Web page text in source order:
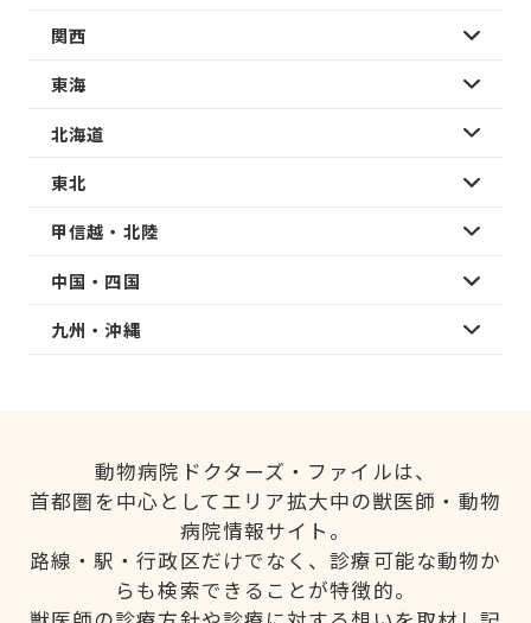
関西
東海
北海道
東北
甲信越・北陸
中国・四国
九州・沖縄
動物病院ドクターズ・ファイルは、
首都圏を中心としてエリア拡大中の獣医師・動物
病院情報サイト。
路線・駅・行政区だけでなく、診療可能な動物か
らも検索できることが特徴的。